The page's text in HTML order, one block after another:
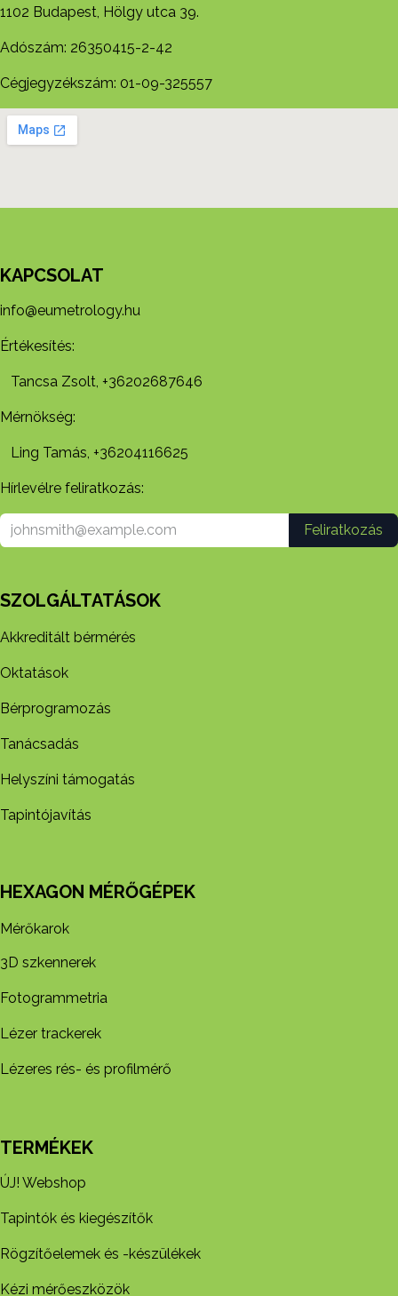
1102 Budapest, Hölgy utca 39.
Adószám: 26350415-2-42
Cégjegyzékszám: 01-09-325557
KAPCSOLAT
info@eumetrology.hu
Értékesítés:
Tancsa Zsolt, +36202687646
Mérnökség:
Ling Tamás, +36204116625
Hírlevélre feliratkozás:
Feliratkozás
SZOLGÁLTATÁSOK
Akkreditált bérmérés
Oktatások
Bérprogramozás
Tanácsadás
Helyszíni támogatás
Tapintójavítás
HEXAGON MÉRŐGÉPEK
Mérőkarok
3D szkennerek
Fotogrammetria
Lézer trackerek
Lézeres rés- és profilmérő
TERMÉKEK
ÚJ! Webshop
Tapintók és kiegészítők
Rögzítőelemek és -készül​ékek
Kézi mérőeszközök